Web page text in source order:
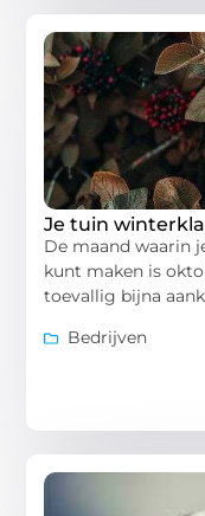
Je tuin
De maand waarin
kunt maken is
toevallig bijna
Bedrijven